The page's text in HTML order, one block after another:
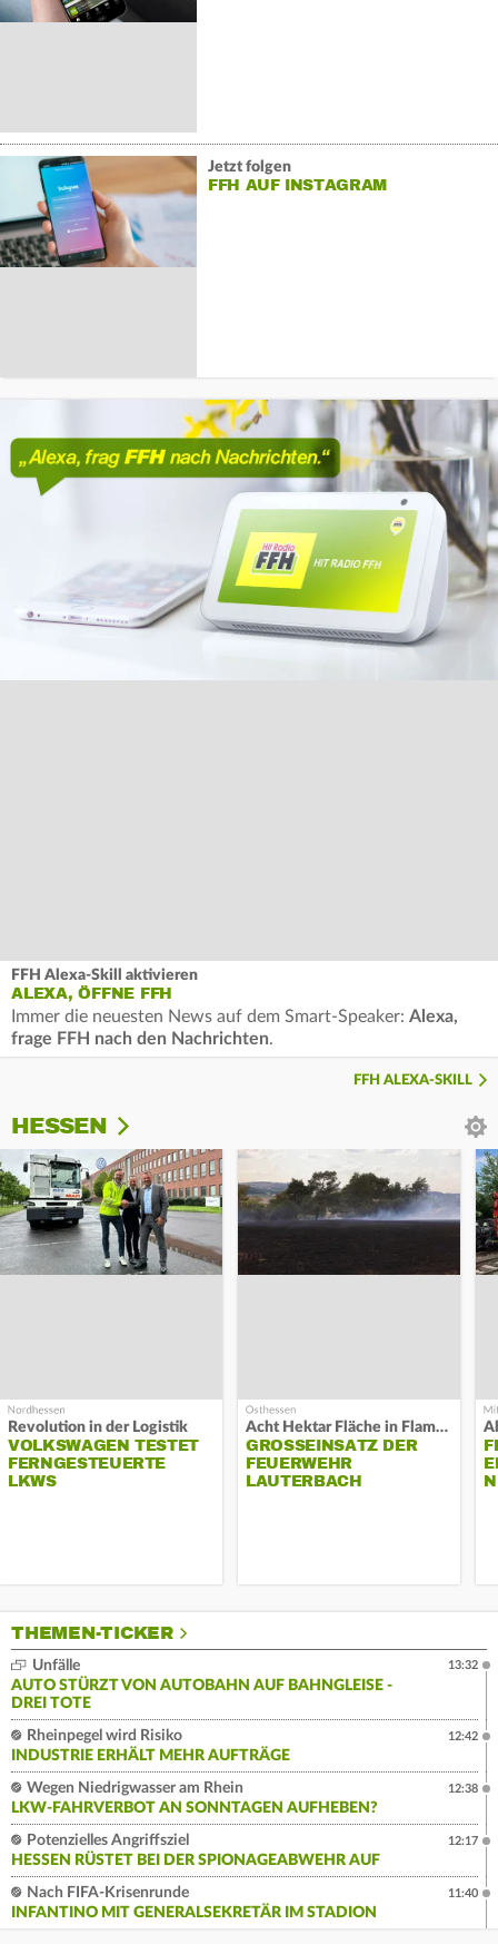
Jetzt folgen
FFH AUF INSTAGRAM
FFH Alexa-Skill aktivieren
ALEXA, ÖFFNE FFH
Immer die neuesten News auf dem Smart-Speaker: Alexa,
frage FFH nach den Nachrichten.
FFH ALEXA-SKILL
HESSEN
Revolution in der Logistik
VOLKSWAGEN TESTET
FERNGESTEUERTE
LKWS
Acht Hektar Fläche in Flammen
GROSSEINSATZ DER F
EUERWEHR L
AUTERBACH
THEMEN-TICKER
Unfälle
AUTO STÜRZT VON AUTOBAHN AUF BAHNGLEISE -
DREI TOTE
13:32
Rheinpegel wird Risiko
INDUSTRIE ERHÄLT MEHR AUFTRÄGE
12:42
Wegen Niedrigwasser am Rhein
LKW-FAHRVERBOT AN SONNTAGEN AUFHEBEN?
12:38
Potenzielles Angriffsziel
HESSEN RÜSTET BEI DER SPIONAGEABWEHR AUF
12:17
Nach FIFA-Krisenrunde
INFANTINO MIT GENERALSEKRETÄR IM STADION
11:40